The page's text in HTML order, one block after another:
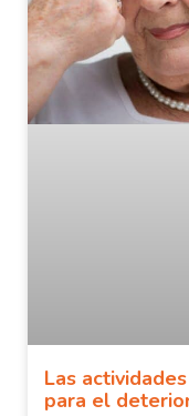
Las
para el